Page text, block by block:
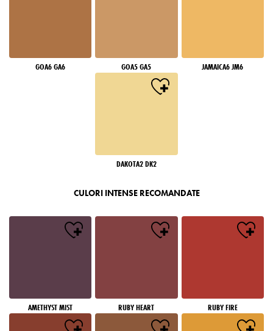
GOA6 GA6 GOA5 GA5 JAMAICA6 JM6
DAKOTA2 DK2
CULORI INTENSE RECOMANDATE
AMETHYST MIST RUBY HEART RUBY FIRE